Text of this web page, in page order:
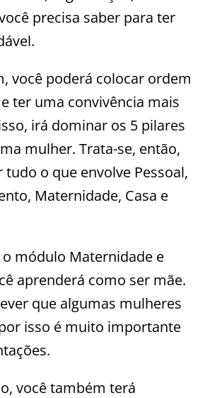
precisa saber para ter
você poderá colocar ordem
ter uma convivência mais
irá dominar os 5 pilares
mulher. Trata-se, então,
tudo o que envolve Pessoal,
Maternidade, Casa e
módulo Maternidade e
aprenderá como ser mãe.
que algumas mulheres
isso é muito importante
você também terá